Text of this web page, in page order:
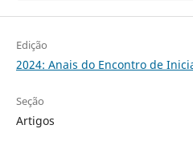
Edição
2024: Anais do Encontro de
Seção
Artigos